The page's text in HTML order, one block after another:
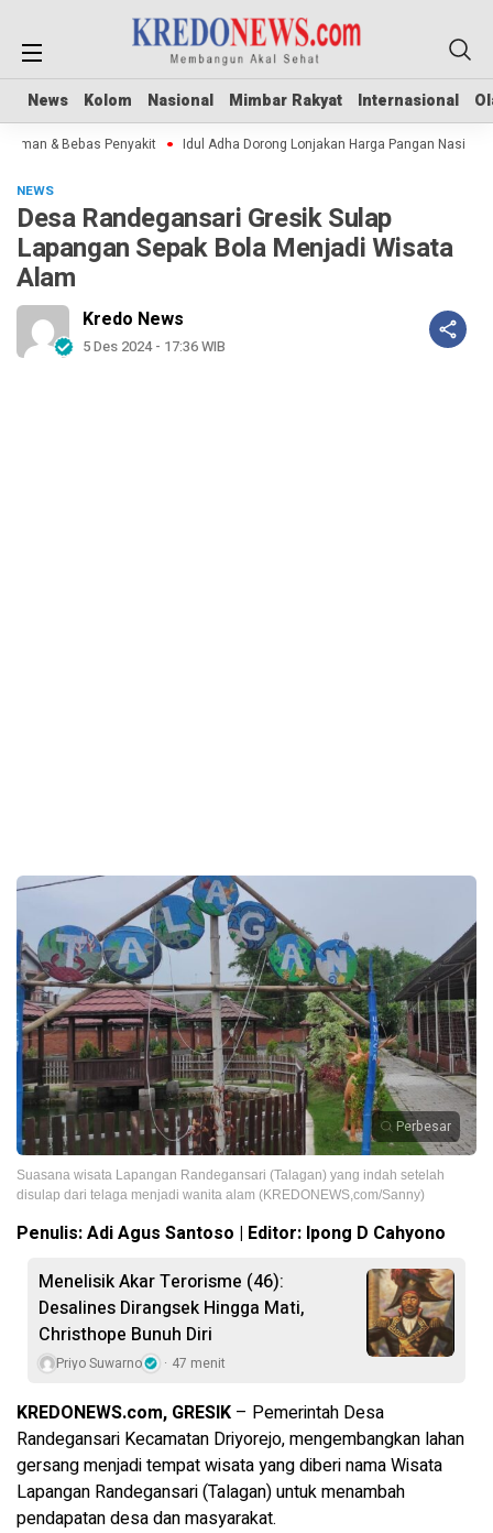
News Kolom Nasional Mimbar Rakyat Internasional
News Kolom Nasional Mimbar Rakyat Internasional
& Bebas Penyakit Idul Adha Dorong Lonjakan Harga Pangan Nasional
NEWS
Desa Randegansari Gresik Sulap
Lapangan Sepak Bola Menjadi Wisata
Alam
Kredo News
5 Des 2024 - 17:36 WIB
Perbesar
Suasana wisata Lapangan Randegansari (Talagan) yang indah setelah
disulap dari telaga menjadi wanita alam (KREDONEWS,com/Sanny)
Penulis: Adi Agus Santoso | Editor: Ipong D Cahyono
Menelisik Akar Terorisme (46):
Desalines Dirangsek Hingga Mati,
Christhope Bunuh Diri
Priyo Suwarno 47 menit
KREDONEWS.com, GRESIK – Pemerintah Desa
Randegansari Kecamatan Driyorejo, mengembangkan lahan
gersang menjadi tempat wisata yang diberi nama Wisata
Lapangan Randegansari (Talagan) untuk menambah
pendapatan desa dan masyarakat.